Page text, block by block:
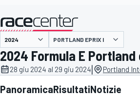
MOTOGP WEC
presentato da
PORTLAND EPRIX I
2024 Formula E Portland
28 giu 2024 al 29 giu 2024| Portland
PanoramicaRisultatiNotizie